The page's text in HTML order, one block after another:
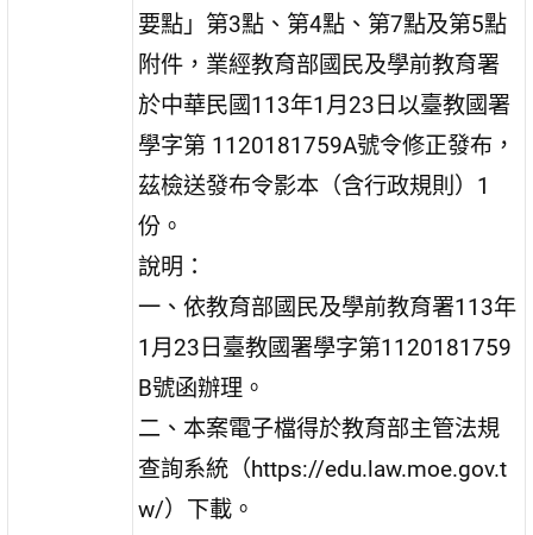
要點」第3點、第4點、第7點及第5點
附件，業經教育部國民及學前教育署
於中華民國113年1月23日以臺教國署
學字第 1120181759A號令修正發布，
茲檢送發布令影本（含行政規則）1
份。
說明：
一、依教育部國民及學前教育署113年
1月23日臺教國署學字第1120181759
B號函辦理。
二、本案電子檔得於教育部主管法規
查詢系統（https://edu.law.moe.gov.t
w/）下載。